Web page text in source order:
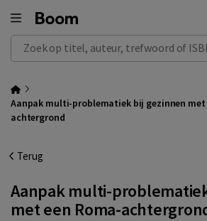
Zoek op titel, auteur, trefwoord of ISBN
Aanpak multi-problematiek bij gezinnen met
achtergrond
Terug
Aanpak multi-
met een Roma-